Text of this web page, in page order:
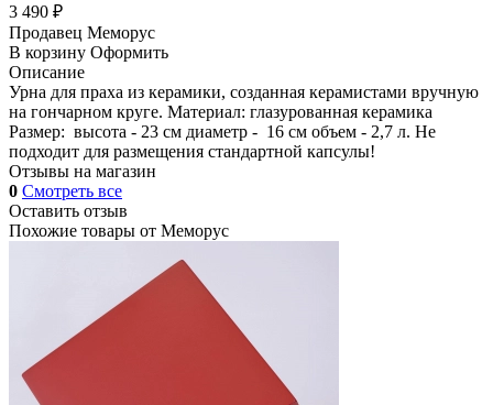
3 490 ₽
Продавец Меморус
В корзину Оформить
Описание
Урна для праха из керамики, созданная керамистами вручную
на гончарном круге. Материал: глазурованная керамика
Размер: высота - 23 см диаметр - 16 см объем - 2,7 л. Не
подходит для размещения стандартной капсулы!
Отзывы на магазин
0 Смотреть все
Оставить отзыв
Похожие товары от Меморус